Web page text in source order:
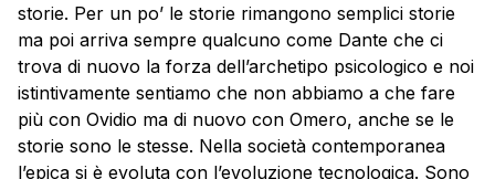
storie. Per un po’ le storie rimangono semplici storie
ma poi arriva sempre qualcuno come Dante che ci
trova di nuovo la forza dell’archetipo psicologico e noi
istintivamente sentiamo che non abbiamo a che fare
più con Ovidio ma di nuovo con Omero, anche se le
storie sono le stesse. Nella società contemporanea
l’epica si è evoluta con l’evoluzione tecnologica. Sono